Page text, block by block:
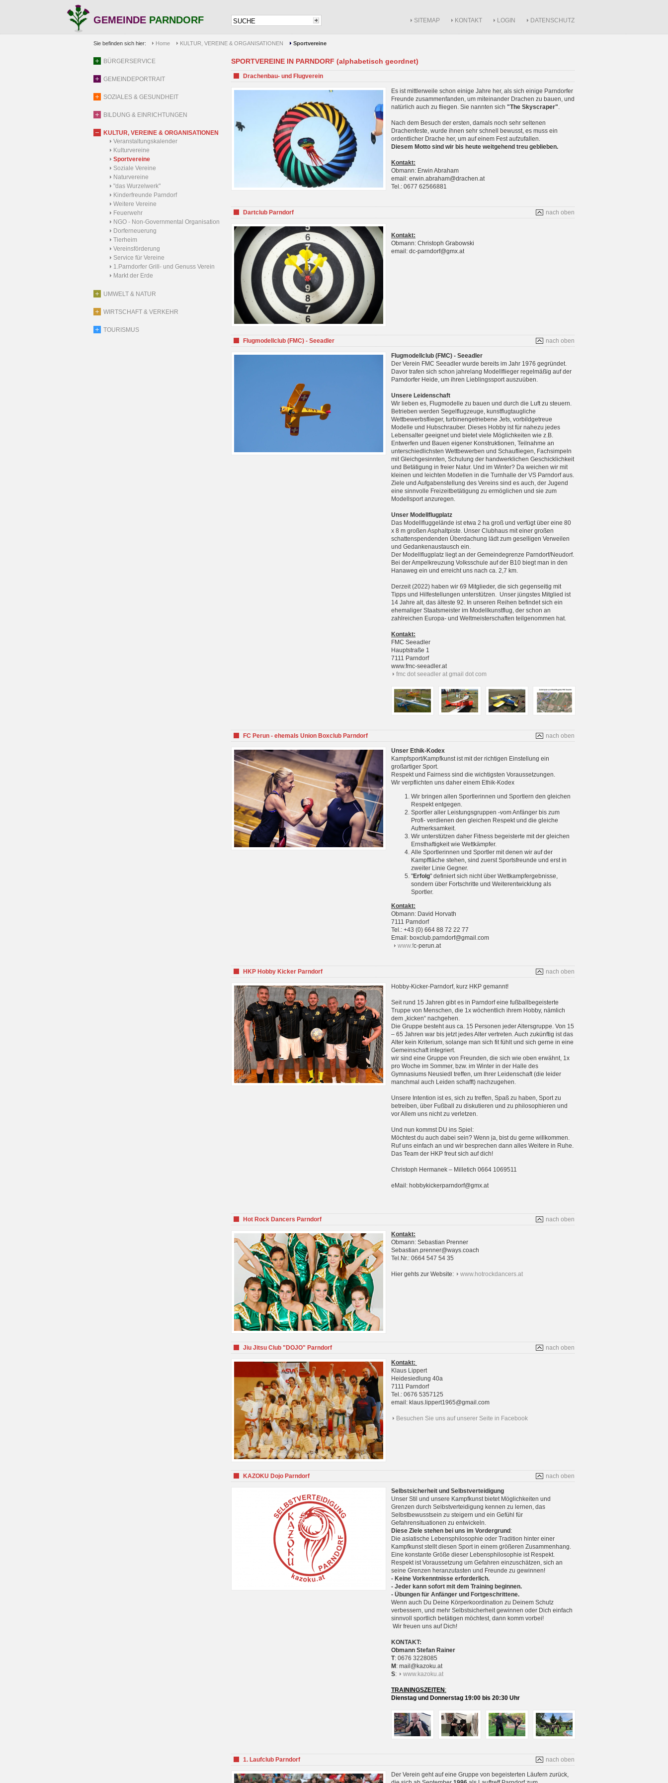
GEMEINDE PARNDORF SITEMAP KONTAKT LOGIN DATENSCHUTZ
Sie befinden sich hier: Home KULTUR, VEREINE & ORGANISATIONEN Sportvereine
BÜRGERSERVICE
GEMEINDEPORTRAIT
SOZIALES & GESUNDHEIT
BILDUNG & EINRICHTUNGEN
KULTUR, VEREINE & ORGANISATIONEN
Veranstaltungskalender
Kulturvereine
Sportvereine
Soziale Vereine
Naturvereine
"das Wurzelwerk"
Kinderfreunde Parndorf
Weitere Vereine
Feuerwehr
NGO - Non-Governmental Organisation
Dorferneuerung
Tierheim
Vereinsförderung
Service für Vereine
1.Parndorfer Grill- und Genuss Verein
Markt der Erde
UMWELT & NATUR
WIRTSCHAFT & VERKEHR
TOURISMUS
SPORTVEREINE IN PARNDORF (alphabetisch geordnet)
Drachenbau- und Flugverein
Es ist mittlerweile schon einige Jahre her, als sich einige Parndorfer
Freunde zusammenfanden, um miteinander Drachen zu bauen, und
natürlich auch zu fliegen. Sie nannten sich "The Skyscraper".
Nach dem Besuch der ersten, damals noch sehr seltenen
Drachenfeste, wurde ihnen sehr schnell bewusst, es muss ein
ordentlicher Drache her, um auf einem Fest aufzufallen.
Diesem Motto sind wir bis heute weitgehend treu geblieben.
Kontakt:
Obmann: Erwin Abraham
email: erwin.abraham@drachen.at
Tel.: 0677 62566881
nach oben
Dartclub Parndorf
Kontakt:
Obmann: Christoph Grabowski
email: dc-parndorf@gmx.at
nach oben
Flugmodellclub (FMC) - Seeadler
Flugmodellclub (FMC) - Seeadler
Der Verein FMC Seeadler wurde bereits im Jahr 1976 gegründet.
Davor trafen sich schon jahrelang Modellflieger regelmäßig auf der
Parndorfer Heide, um ihren Lieblingssport auszuüben.
Unsere Leidenschaft
Wir lieben es, Flugmodelle zu bauen und durch die Luft zu steuern.
Betrieben werden Segelflugzeuge, kunstflugtaugliche
Wettbewerbsflieger, turbinengetriebene Jets, vorbildgetreue
Modelle und Hubschrauber. Dieses Hobby ist für nahezu jedes
Lebensalter geeignet und bietet viele Möglichkeiten wie z.B.
Entwerfen und Bauen eigener Konstruktionen, Teilnahme an
unterschiedlichsten Wettbewerben und Schaufliegen, Fachsimpeln
mit Gleichgesinnten, Schulung der handwerklichen Geschicklichkeit
und Betätigung in freier Natur. Und im Winter? Da weichen wir mit
kleinen und leichten Modellen in die Turnhalle der VS Parndorf aus.
Ziele und Aufgabenstellung des Vereins sind es auch, der Jugend
eine sinnvolle Freizeitbetätigung zu ermöglichen und sie zum
Modellsport anzuregen.
Unser Modellflugplatz
Das Modellfluggelände ist etwa 2 ha groß und verfügt über eine 80
x 8 m großen Asphaltpiste. Unser Clubhaus mit einer großen
schattenspendenden Überdachung lädt zum geselligen Verweilen
und Gedankenaustausch ein.
Der Modellflugplatz liegt an der Gemeindegrenze Parndorf/Neudorf.
Bei der Ampelkreuzung Volksschule auf der B10 biegt man in den
Hanaweg ein und erreicht uns nach ca. 2,7 km.
Derzeit (2022) haben wir 69 Mitglieder, die sich gegenseitig mit
Tipps und Hilfestellungen unterstützen. Unser jüngstes Mitglied ist
14 Jahre alt, das älteste 92. In unseren Reihen befindet sich ein
ehemaliger Staatsmeister im Modellkunstflug, der schon an
zahlreichen Europa- und Weltmeister­schaften teilgenommen hat.
Kontakt:
FMC Seeadler
Hauptstraße 1
7111 Parndorf
www.fmc-seeadler.at
fmc dot seeadler at gmail dot com
nach oben
FC Perun - ehemals Union Boxclub Parndorf
Unser Ethik-Kodex
Kampfsport/Kampfkunst ist mit der richtigen Einstellung ein
großartiger Sport.
Respekt und Fairness sind die wichtigsten Voraussetzungen.
Wir verpflichten uns daher einem Ethik-Kodex
Wir bringen allen Sportlerinnen und Sportlern den gleichen
Respekt entgegen.
Sportler aller Leistungsgruppen -vom Anfänger bis zum
Profi- verdienen den gleichen Respekt und die gleiche
Aufmerksamkeit.
Wir unterstützen daher Fitness begeisterte mit der gleichen
Ernsthaftigkeit wie Wettkämpfer.
Alle Sportlerinnen und Sportler mit denen wir auf der
Kampffläche stehen, sind zuerst Sportsfreunde und erst in
zweiter Linie Gegner.
"Erfolg" definiert sich nicht über Wettkampfergebnisse,
sondern über Fortschritte und Weiterentwicklung als
Sportler.
Kontakt:
Obmann: David Horvath
7111 Parndorf
Tel.: +43 (0) 664 88 72 22 77
Email: boxclub.parndorf@gmail.com
www.fc-perun.at
nach oben
HKP Hobby Kicker Parndorf
Hobby-Kicker-Parndorf, kurz HKP gemannt!
Seit rund 15 Jahren gibt es in Parndorf eine fußballbegeisterte
Truppe von Menschen, die 1x wöchentlich ihrem Hobby, nämlich
dem „kicken“ nachgehen.
Die Gruppe besteht aus ca. 15 Personen jeder Altersgruppe. Von 15
– 65 Jahren war bis jetzt jedes Alter vertreten. Auch zukünftig ist das
Alter kein Kriterium, solange man sich fit fühlt und sich gerne in eine
Gemeinschaft integriert.
wir sind eine Gruppe von Freunden, die sich wie oben erwähnt, 1x
pro Woche im Sommer, bzw. im Winter in der Halle des
Gymnasiums Neusiedl treffen, um Ihrer Leidenschaft (die leider
manchmal auch Leiden schafft) nachzugehen.
Unsere Intention ist es, sich zu treffen, Spaß zu haben, Sport zu
betreiben, über Fußball zu diskutieren und zu philosophieren und
vor Allem uns nicht zu verletzen.
Und nun kommst DU ins Spiel:
Möchtest du auch dabei sein? Wenn ja, bist du gerne willkommen.
Ruf uns einfach an und wir besprechen dann alles Weitere in Ruhe.
Das Team der HKP freut sich auf dich!
Christoph Hermanek – Milletich 0664 1069511
eMail: hobbykickerparndorf@gmx.at
nach oben
Hot Rock Dancers Parndorf
Kontakt:
Obmann: Sebastian Prenner
Sebastian.prenner@ways.coach
Tel.Nr.: 0664 547 54 35
Hier gehts zur Website: www.hotrockdancers.at
nach oben
Jiu Jitsu Club "DOJO" Parndorf
Kontakt:
Klaus Lippert
Heidesiedlung 40a
7111 Parndorf
Tel.: 0676 5357125
email: klaus.lippert1965@gmail.com
Besuchen Sie uns auf unserer Seite in Facebook
nach oben
KAZOKU Dojo Parndorf
Selbstsicherheit und Selbstverteidigung
Unser Stil und unsere Kampfkunst bietet Möglichkeiten und
Grenzen durch Selbstverteidigung kennen zu lernen, das
Selbstbewusstsein zu steigern und ein Gefühl für
Gefahrensituationen zu entwickeln.
Diese Ziele stehen bei uns im Vordergrund :
Die asiatische Lebensphilosophie oder Tradition hinter einer
Kampfkunst stellt diesen Sport in einem größeren Zusammenhang.
Eine konstante Größe dieser Lebensphilosophie ist Respekt.
Respekt ist Voraussetzung um Gefahren einzuschätzen, sich an
seine Grenzen heranzutasten und Freunde zu gewinnen!
- Keine Vorkenntnisse erforderlich.
- Jeder kann sofort mit dem Training beginnen.
- Übungen für Anfänger und Fortgeschrittene.
Wenn auch Du Deine Körperkoordination zu Deinem Schutz
verbessern, und mehr Selbstsicherheit gewinnen oder Dich einfach
sinnvoll sportlich betätigen möchtest, dann komm vorbei!
Wir freuen uns auf Dich!
KONTAKT:
Obmann Stefan Rainer
T: 0676 3228085
M : mail@kazoku.at
S: www.kazoku.at
TRAININGSZEITEN :
Dienstag und Donnerstag 19:00 bis 20:30 Uhr
nach oben
1. Laufclub Parndorf
Der Verein geht auf eine Gruppe von begeisterten Läufern zurück,